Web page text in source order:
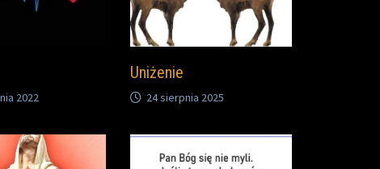
2022
Uniżenie
24 sierpnia 2025